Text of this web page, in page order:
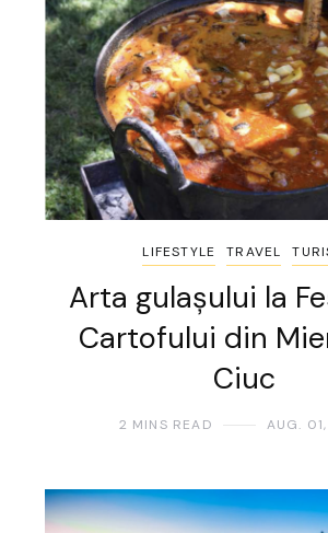
LIFESTYLE TRAVEL
Arta gulașului la
Cartofului din
Ciuc
2 MINS READ AUG.